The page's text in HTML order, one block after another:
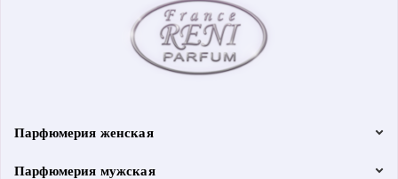
Парфюмерия женская
Парфюмерия мужская